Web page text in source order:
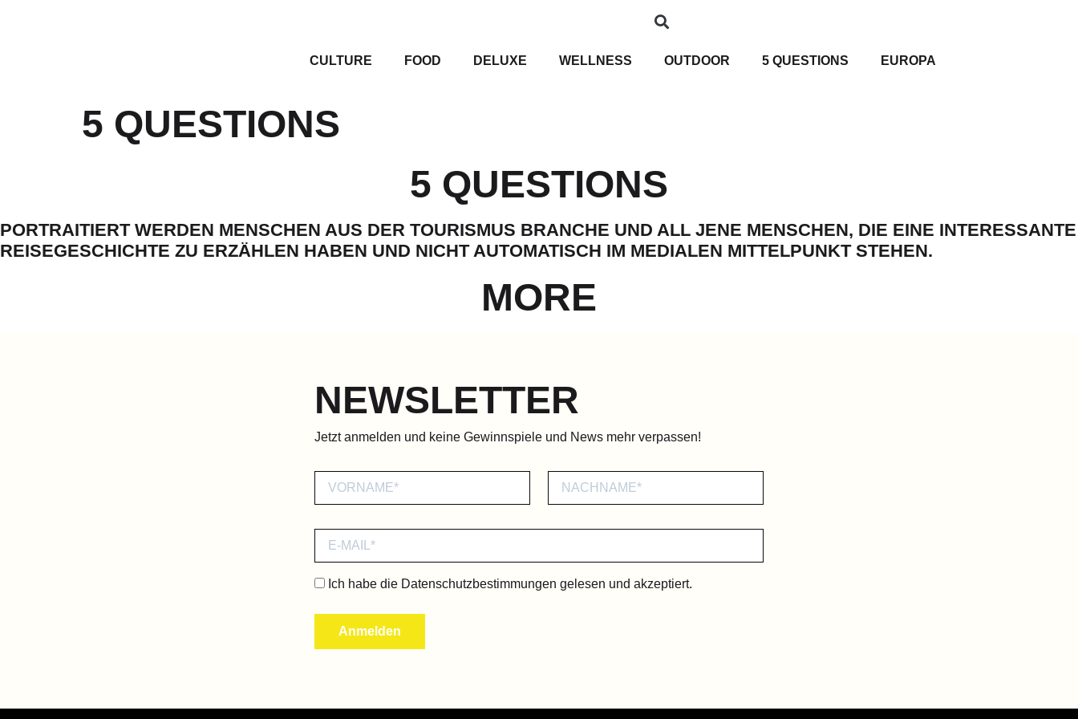
CULTURE FOOD DELUXE WELLNESS OUTDOOR 5 QUESTIONS EUROPA
5 QUESTIONS
5 QUESTIONS
PORTRAITIERT WERDEN MENSCHEN AUS DER TOURISMUS BRANCHE UND ALL JENE MENSCHEN, DIE EINE INTERESSANTE
REISEGESCHICHTE ZU ERZÄHLEN HABEN UND NICHT AUTOMATISCH IM MEDIALEN MITTELPUNKT STEHEN.
MORE
NEWSLETTER
Jetzt anmelden und keine Gewinnspiele und News mehr verpassen!
Ich habe die Datenschutzbestimmungen gelesen und akzeptiert.